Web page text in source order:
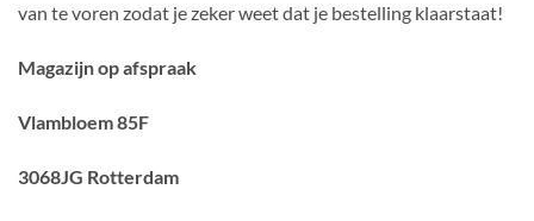
van te voren zodat je zeker weet dat je bestelling klaarstaat!
Magazijn op afspraak
Vlambloem 85F
3068JG Rotterdam